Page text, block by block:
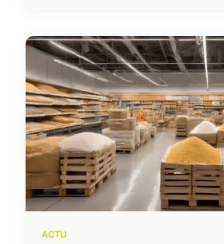
ACTU